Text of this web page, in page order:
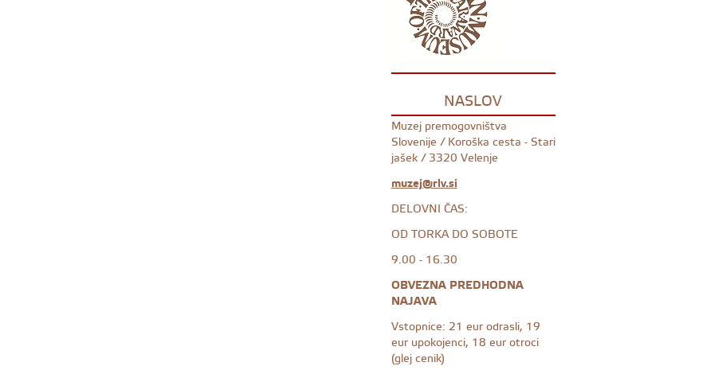
NASLOV
Muzej premogovništva
Slovenije / Koroška cesta - Stari
jašek / 3320 Velenje
muzej@rlv.si
DELOVNI ČAS:
OD TORKA DO SOBOTE
9.00 - 16.30
OBVEZNA PREDHODNA
NAJAVA
Vstopnice: 21 eur odrasli, 19
eur upokojenci, 18 eur otroci
(glej cenik)